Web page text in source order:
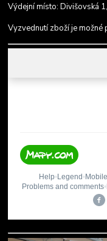
Výdejní místo: Divišovská
Vyzvednutí zboží je možné